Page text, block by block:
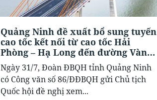
Quảng Ninh đề xuất bổ sung tuyến
cao tốc kết nối từ cao tốc Hải
Phòng – Hạ Long đến đường Vành
đai 5 - Vùng Thủ đô Hà Nội
Ngày 31/7, Đoàn ĐBQH tỉnh Quảng Ninh
có Công văn số 86/ĐĐBQH gửi Chủ tịch
Quốc hội đề nghị xem...